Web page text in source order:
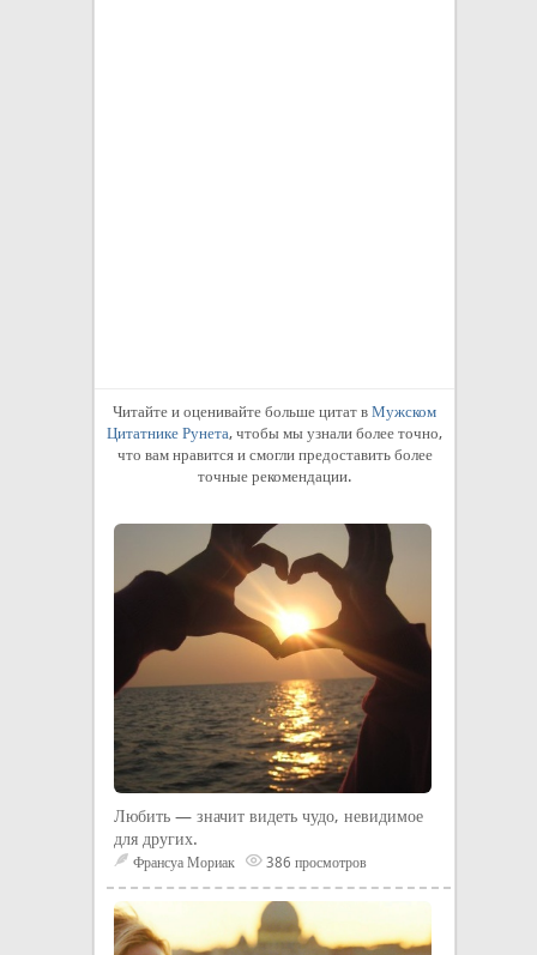
Читайте и оценивайте больше цитат в Мужском
Цитатнике Рунета, чтобы мы узнали более точно,
что вам нравится и смогли предоставить более
точные рекомендации.
Любить — значит видеть чудо, невидимое
для других.
Франсуа Мориак 386 просмотров